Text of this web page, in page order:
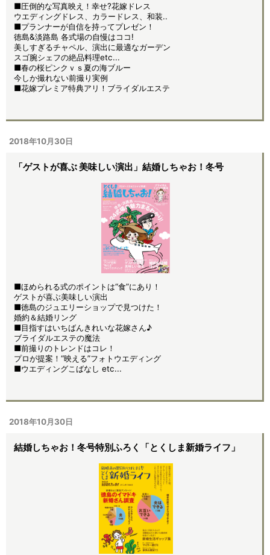
■圧倒的な写真映え！幸せ?花嫁ドレス
ウエディングドレス、カラードレス、和装..
■プランナーが自信を持ってプレゼン！
徳島&淡路島 各式場の自慢はココ!
美しすぎるチャペル、演出に最適なガーデン
スゴ腕シェフの絶品料理etc...
■春の桜ピンクｖｓ夏の海ブルー
今しか撮れない前撮り実例
■花嫁プレミア特典アリ！ブライダルエステ
2018年10月30日
「ゲストが喜ぶ 美味しい演出」結婚しちゃお！冬号
■ほめられる式のポイントは“食”にあり！
ゲストが喜ぶ美味しい演出
■徳島のジュエリーショップで見つけた！
婚約＆結婚リング
■目指すはいちばんきれいな花嫁さん♪
ブライダルエステの魔法
■前撮りのトレンドはコレ！
プロが提案！“映える”フォトウエディング
■ウエディングこばなし etc...
2018年10月30日
結婚しちゃお！冬号特別ふろく「とくしま新婚ライフ」